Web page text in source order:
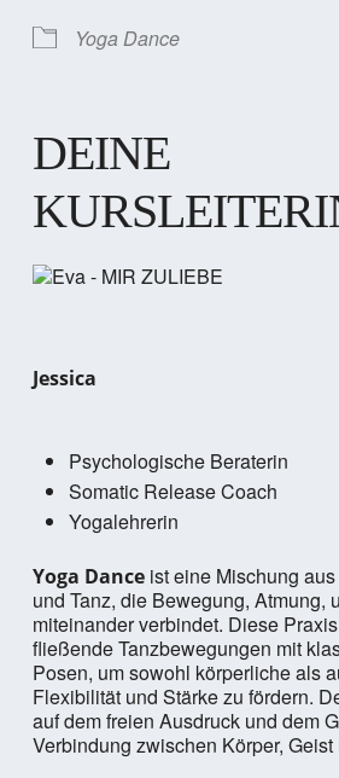
Yoga Dance
DEINE
Jessica
Psychologische Beraterin
Somatic Release Coach
Yogalehrerin
Yoga Danceist eine Mischung
und Tanz, die Bewegung, Atmung,
miteinander verbindet. Diese
fließende Tanzbewegungen mit
Posen, um sowohl körperliche als
Flexibilität und Stärke zu fördern.
auf dem freien Ausdruck und dem
Verbindung zwischen Körper,